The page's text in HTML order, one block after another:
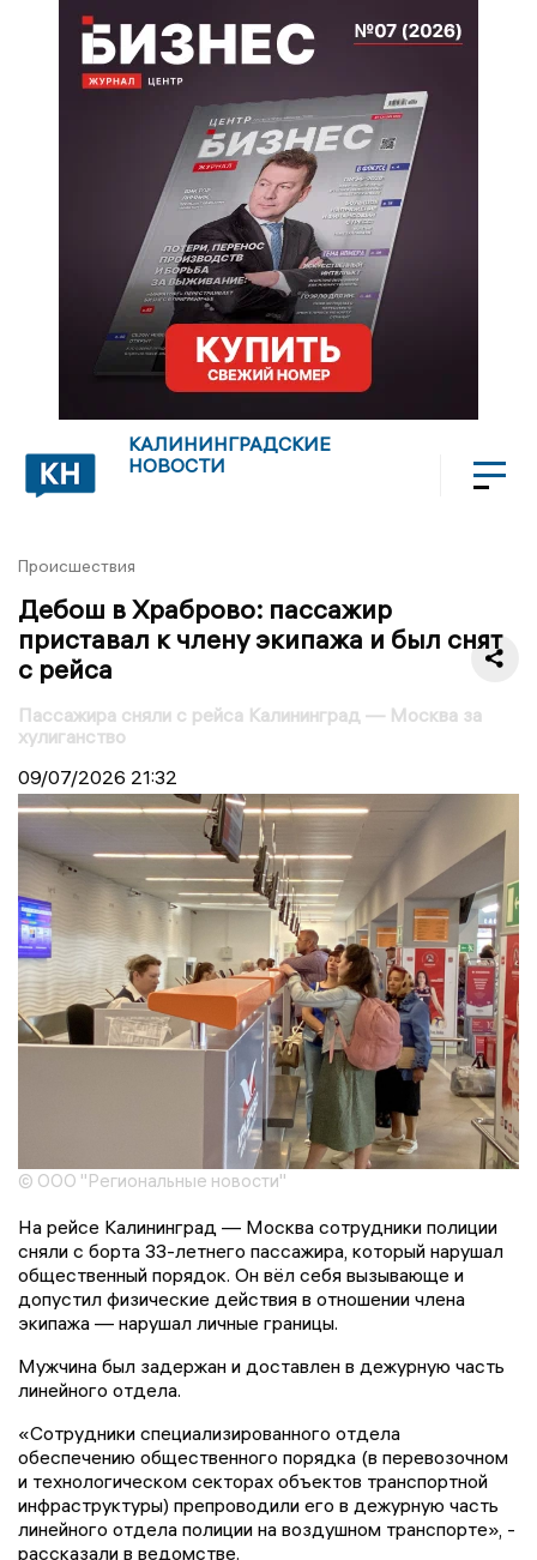
КАЛИНИНГРАДСКИЕ
НОВОСТИ
Происшествия
Дебош в Храброво: пассажир
приставал к члену экипажа и был снят
с рейса
Пассажира сняли с рейса Калининград — Москва за
хулиганство
09/07/2026 21:32
© ООО "Региональные новости"
На рейсе Калининград — Москва сотрудники полиции
сняли с борта 33-летнего пассажира, который нарушал
общественный порядок. Он вёл себя вызывающе и
допустил физические действия в отношении члена
экипажа — нарушал личные границы.
Мужчина был задержан и доставлен в дежурную часть
линейного отдела.
«Сотрудники специализированного отдела
обеспечению общественного порядка (в перевозочном
и технологическом секторах объектов транспортной
инфраструктуры) препроводили его в дежурную часть
линейного отдела полиции на воздушном транспорте», -
рассказали в ведомстве.